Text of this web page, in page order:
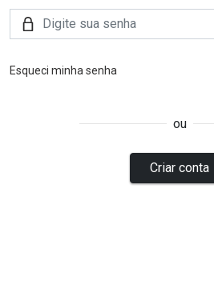
Esqueci minha senha
ou
Criar conta